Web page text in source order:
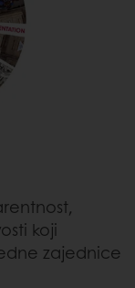
koji
zajednice